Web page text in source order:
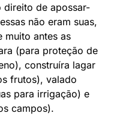
direito de apossar-
não eram suas,
muito antes as
(para proteção de
construíra lagar
frutos), valado
para irrigação) e
campos).